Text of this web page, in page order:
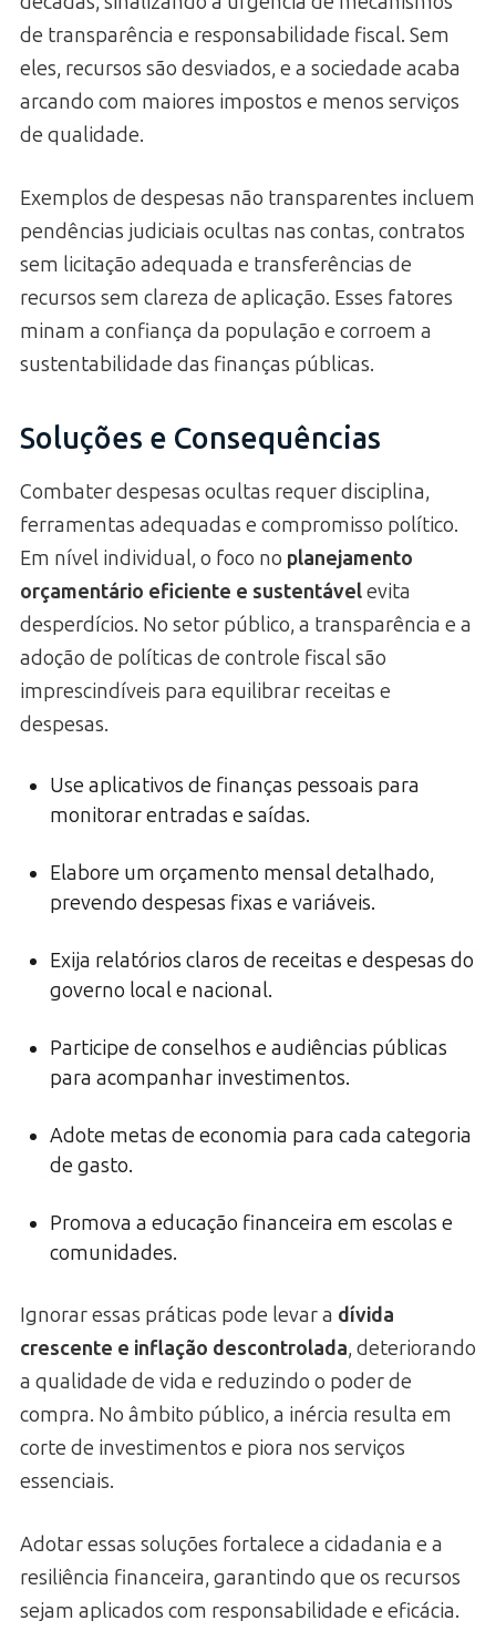
de transparência e responsabilidade fiscal. Sem
eles, recursos são desviados, e a sociedade acaba
arcando com maiores impostos e menos serviços
de qualidade.
Exemplos de despesas não transparentes incluem
pendências judiciais ocultas nas contas, contratos
sem licitação adequada e transferências de
recursos sem clareza de aplicação. Esses fatores
minam a confiança da população e corroem a
sustentabilidade das finanças públicas.
Soluções e Consequências
Combater despesas ocultas requer disciplina,
ferramentas adequadas e compromisso político.
Em nível individual, o foco no planejamento
orçamentário eficiente e sustentávelevita
desperdícios. No setor público, a transparência e a
adoção de políticas de controle fiscal são
imprescindíveis para equilibrar receitas e
despesas.
Use aplicativos de finanças pessoais para
monitorar entradas e saídas.
Elabore um orçamento mensal detalhado,
prevendo despesas fixas e variáveis.
Exija relatórios claros de receitas e despesas do
governo local e nacional.
Participe de conselhos e audiências públicas
para acompanhar investimentos.
Adote metas de economia para cada categoria
de gasto.
Promova a educação financeira em escolas e
comunidades.
Ignorar essas práticas pode levar a dívida
crescente e inflação descontrolada, deteriorando
a qualidade de vida e reduzindo o poder de
compra. No âmbito público, a inércia resulta em
corte de investimentos e piora nos serviços
essenciais.
Adotar essas soluções fortalece a cidadania e a
resiliência financeira, garantindo que os recursos
sejam aplicados com responsabilidade e eficácia.